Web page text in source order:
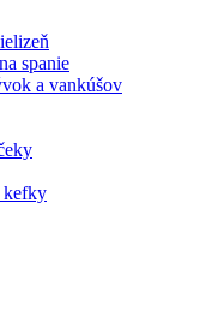
spanie
a vankúšov
kefky